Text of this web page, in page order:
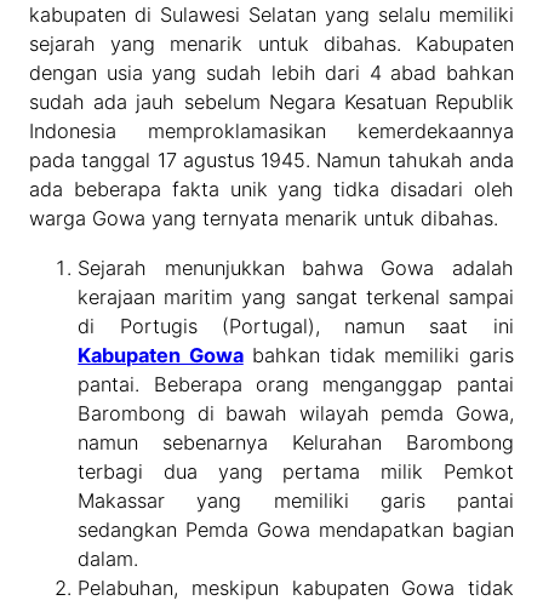
kabupaten di Sulawesi Selatan yang selalu memiliki
sejarah yang menarik untuk dibahas. Kabupaten
dengan usia yang sudah lebih dari 4 abad bahkan
sudah ada jauh sebelum Negara Kesatuan Republik
Indonesia memproklamasikan kemerdekaannya
pada tanggal 17 agustus 1945. Namun tahukah anda
ada beberapa fakta unik yang tidka disadari oleh
warga Gowa yang ternyata menarik untuk dibahas.
Sejarah menunjukkan bahwa Gowa adalah
kerajaan maritim yang sangat terkenal sampai
di Portugis (Portugal), namun saat ini
Kabupaten Gowabahkan tidak memiliki garis
pantai. Beberapa orang menganggap pantai
Barombong di bawah wilayah pemda Gowa,
namun sebenarnya Kelurahan Barombong
terbagi dua yang pertama milik Pemkot
Makassar yang memiliki garis pantai
sedangkan Pemda Gowa mendapatkan bagian
dalam.
Pelabuhan, meskipun kabupaten Gowa tidak